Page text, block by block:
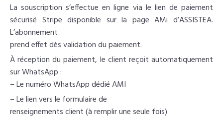
La souscription s’effectue en ligne via le lien de paiement
sécurisé Stripe disponible sur la page AMi d’ASSISTEA.
L’abonnement
prend effet dès validation du paiement.
À réception du paiement, le client reçoit automatiquement
sur WhatsApp :
– Le numéro WhatsApp dédié AMI
– Le lien vers le formulaire de
renseignements client (à remplir une seule fois)